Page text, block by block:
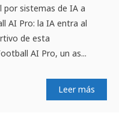
sistemas de IA a
AI Pro: la IA entra al
de esta
AI Pro, un as...
Leer más